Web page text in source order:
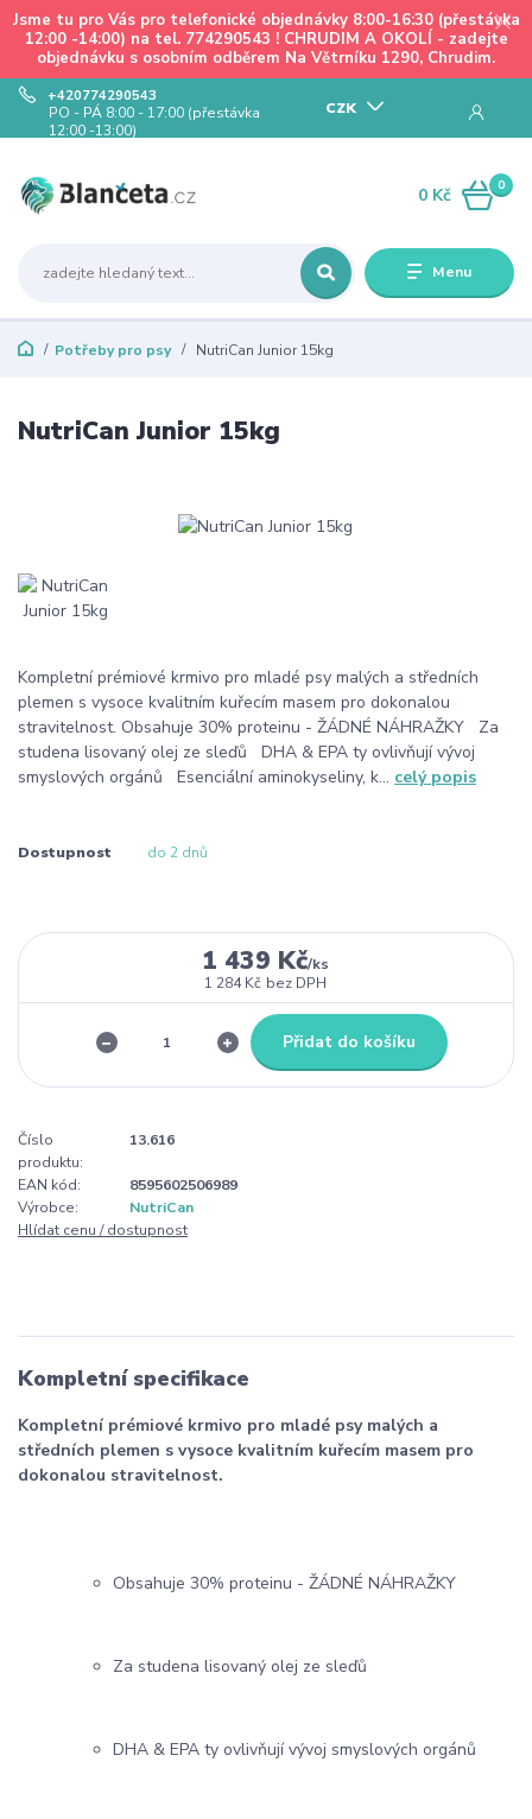
Jsme tu pro Vás pro telefonické objednávky 8:00-16:30 (přestávka
12:00 -14:00) na tel. 774290543 ! CHRUDIM A OKOLÍ - zadejte
objednávku s osobním odběrem Na Větrníku 1290, Chrudim.
Menu
CZK
+420774290543
PO - PÁ 8:00 - 17:00 (přestávka
12:00 -13:00)
0
0 Kč
Potřeby pro psy NutriCan Junior 15kg
NutriCan Junior 15kg
Kompletní prémiové krmivo pro mladé psy malých a středních
plemen s vysoce kvalitním kuřecím masem pro dokonalou
stravitelnost. Obsahuje 30% proteinu - ŽÁDNÉ NÁHRAŽKY Za
studena lisovaný olej ze sleďů DHA & EPA ty ovlivňují vývoj
smyslových orgánů Esenciální aminokyseliny, k... celý popis
Dostupnost do 2 dnů
1 439 Kč/ks
1 284 Kč bez DPH
Přidat do košíku
Číslo
produktu:
13.616
EAN kód:
8595602506989
Výrobce:
NutriCan
Hlídat cenu / dostupnost
Kompletní specifikace
Kompletní prémiové krmivo pro mladé psy malých a
středních plemen s vysoce kvalitním kuřecím masem pro
dokonalou stravitelnost.
Obsahuje 30% proteinu - ŽÁDNÉ NÁHRAŽKY
Za studena lisovaný olej ze sleďů
DHA & EPA ty ovlivňují vývoj smyslových orgánů